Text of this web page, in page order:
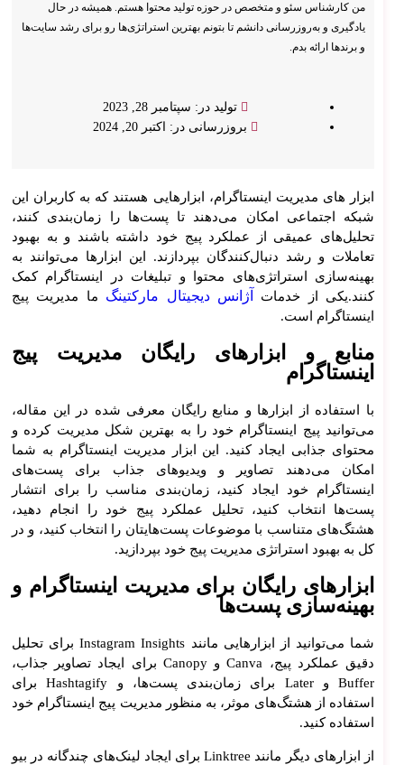
من کارشناس سئو و متخصص در حوزه تولید محتوا هستم. همیشه در حال
یادگیری و به‌روزرسانی دانشم تا بتونم بهترین استراتژی‌ها رو برای رشد سایت‌ها
و برندها ارائه بدم.
تولید در: سپتامبر 28, 2023
بروزرسانی در: اکتبر 20, 2024
ابزار های مدیریت اینستاگرام، ابزارهایی هستند که به کاربران این
شبکه اجتماعی امکان می‌دهند تا پست‌ها را زمان‌بندی کنند،
تحلیل‌های عمیقی از عملکرد پیج خود داشته باشند و به بهبود
تعاملات و رشد دنبال‌کنندگان بپردازند. این ابزارها می‌توانند به
بهینه‌سازی استراتژی‌های محتوا و تبلیغات در اینستاگرام کمک
کنند.یکی از خدمات آژانس دیجیتال مارکتینگ ما مدیریت پیج
اینستاگرام است.
منابع و ابزارهای رایگان مدیریت پیج
اینستاگرام
با استفاده از ابزارها و منابع رایگان معرفی شده در این مقاله،
می‌توانید پیج اینستاگرام خود را به بهترین شکل مدیریت کرده و
محتوای جذابی ایجاد کنید. این ابزار مدیریت اینستاگرام به شما
امکان می‌دهند تصاویر و ویدیوهای جذاب برای پست‌های
اینستاگرام خود ایجاد کنید، زمان‌بندی مناسب را برای انتشار
پست‌ها انتخاب کنید، تحلیل عملکرد پیج خود را انجام دهید،
هشتگ‌های متناسب با موضوعات پست‌هایتان را انتخاب کنید، و در
کل به بهبود استراتژی مدیریت پیج خود بپردازید.
ابزارهای رایگان برای مدیریت اینستاگرام و
بهینه‌سازی پست‌ها
شما می‌توانید از ابزارهایی مانند Instagram Insights برای تحلیل
دقیق عملکرد پیج، Canva و Canopy برای ایجاد تصاویر جذاب،
Buffer و Later برای زمان‌بندی پست‌ها، و Hashtagify برای
استفاده از هشتگ‌های موثر، به منظور مدیریت پیج اینستاگرام خود
استفاده کنید.
از ابزارهای دیگر مانند Linktree برای ایجاد لینک‌های چندگانه در بیو